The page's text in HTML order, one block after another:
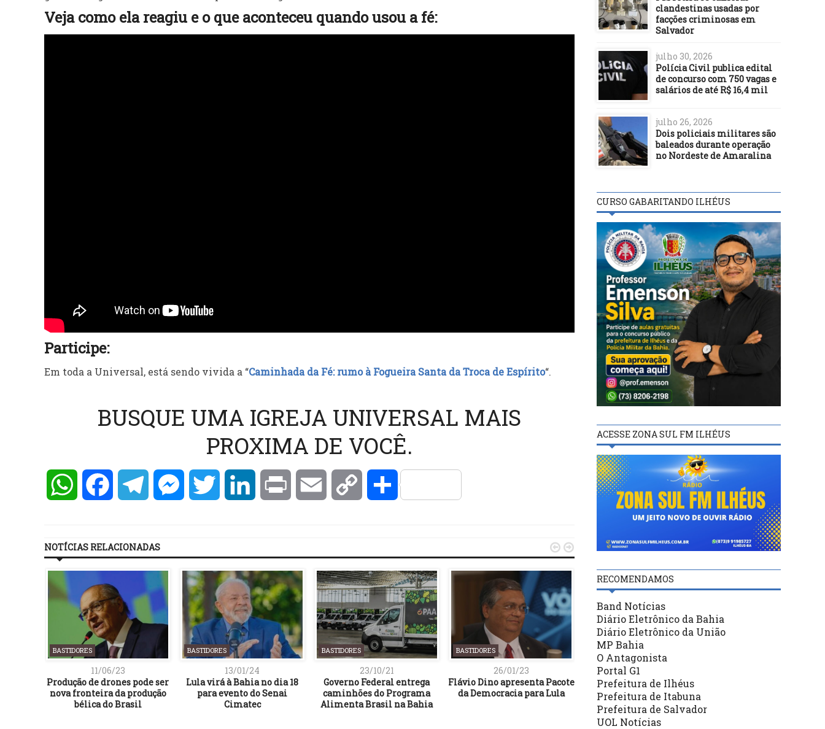
Veja como ela reagiu e o que aconteceu quando usou a fé:
Participe:
Em toda a Universal, está sendo vivida a “Caminhada da Fé: rumo à Fogueira Santa da Troca de Espírito“.
BUSQUE UMA IGREJA UNIVERSAL MAIS
PROXIMA DE VOCÊ.
WhatsAppFacebookTelegramMessengerTwitter LinkedInPrint Email Copy Compartilhar
NOTÍCIAS RELACIONADAS
BASTIDORES
11/06/23
Produção de drones pode ser
nova fronteira da produção
bélica do Brasil
BASTIDORES
13/01/24
Lula virá à Bahia no dia 18
para evento do Senai
Cimatec
BASTIDORES
23/10/21
Governo Federal entrega
caminhões do Programa
Alimenta Brasil na Bahia
BASTIDORES
26/01/23
Flávio Dino apresenta Pacote
da Democracia para Lula
BASTIDORES
15/02/23
STF rejeita pedido contra ato
do presidente Lula sobre
indicação para defensor
público-geral federal
 
clandestinas usadas por
facções criminosas em
Salvador
julho 30, 2026
Polícia Civil publica edital
de concurso com 750 vagas e
salários de até R$ 16,4 mil
julho 26, 2026
Dois policiais militares são
baleados durante operação
no Nordeste de Amaralina
CURSO GABARITANDO ILHÉUS
ACESSE ZONA SUL FM ILHÉUS
RECOMENDAMOS
Band Notícias
Diário Eletrônico da Bahia
Diário Eletrônico da União
MP Bahia
O Antagonista
Portal G1
Prefeitura de Ilhéus
Prefeitura de Itabuna
Prefeitura de Salvador
UOL Notícias